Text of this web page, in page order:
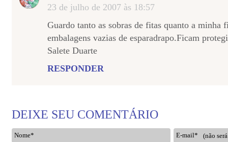
23 de julho de 2007 às 18:57
Guardo tanto as sobras de fitas quanto a minha
embalagens vazias de esparadrapo.Ficam
Salete Duarte
RESPONDER
DEIXE SEU COMENTÁRIO
Nome* E-mail*